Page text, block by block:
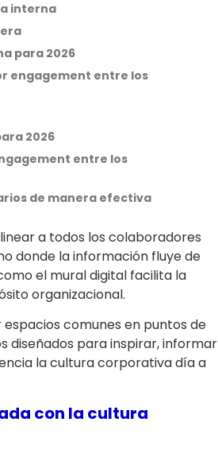
interna
para 2026
engagement entre los
2026
entre los
de manera efectiva
a todos los colaboradores
donde la información fluye de
el mural digital facilita la
organizacional.
comunes en puntos de
diseñados para inspirar, informar
la cultura corporativa día a
con la cultura